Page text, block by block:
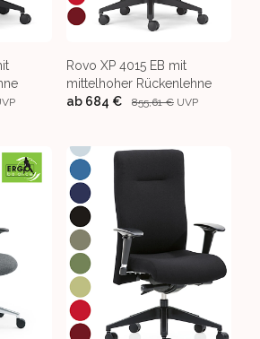
Rovo XP 4015 EB mit
mittelhoher Rückenlehne
ab 684 € 855,61 € UVP